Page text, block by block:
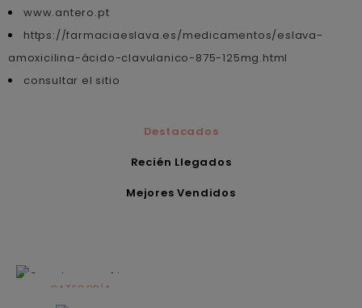
www.antero.pt
https://farmaciaeslava.es/medicamentos/eslava-
amoxicilina-ácido-clavulanico-875-125mg.html
consultar el sitio
Destacados
Recién Llegados
Mejores Vendidos
CATEGORÍA